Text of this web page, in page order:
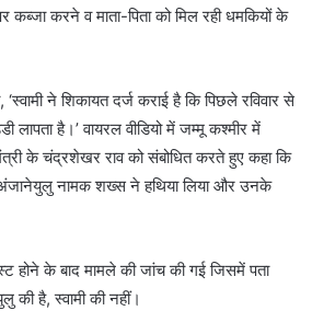
करने व माता-पिता को मिल रही धमकियों के
ने शिकायत दर्ज कराई है कि पिछले रविवार से
लापता है।’ वायरल वीडियो में जम्‍मू कश्‍मीर में
के चंद्रशेखर राव को संबोधित करते हुए कहा कि
नामक शख्‍स ने हथिया लिया और उनके
होने के बाद मामले की जांच की गई जिसमें पता
है, स्‍वामी की नहीं।